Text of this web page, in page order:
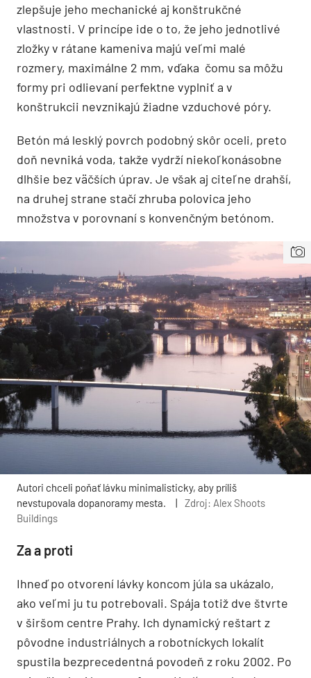
zlepšuje jeho mechanické aj konštrukčné
vlastnosti. V princípe ide o to, že jeho jednotlivé
zložky v rátane kameniva majú veľmi malé
rozmery, maximálne 2 mm, vďaka čomu sa môžu
formy pri odlievaní perfektne vyplniť a v
konštrukcii nevznikajú žiadne vzduchové póry.
Betón má lesklý povrch podobný skôr oceli, preto
doň nevniká voda, takže vydrží niekoľkonásobne
dlhšie bez väčších úprav. Je však aj citeľne drahší,
na druhej strane stačí zhruba polovica jeho
množstva v porovnaní s konvenčným betónom.
Autori chceli poňať lávku minimalisticky, aby príliš
nevstupovala dopanoramy mesta.
|
Zdroj: Alex Shoots
Buildings
Za a proti
Ihneď po otvorení lávky koncom júla sa ukázalo,
ako veľmi ju tu potrebovali. Spája totiž dve štvrte
v širšom centre Prahy. Ich dynamický reštart z
pôvodne industriálnych a robotníckych lokalít
spustila bezprecedentná povodeň z roku 2002. Po